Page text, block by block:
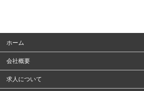
ホーム
会社概要
求人について